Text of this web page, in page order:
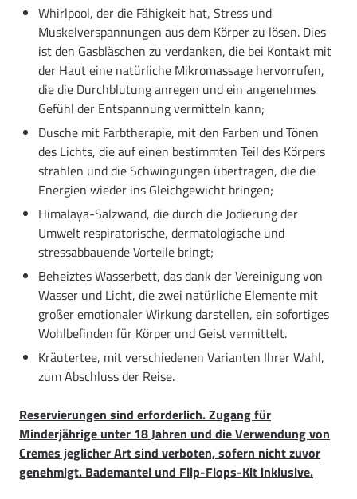
Whirlpool, der die Fähigkeit hat, Stress und
Muskelverspannungen aus dem Körper zu lösen. Dies
ist den Gasbläschen zu verdanken, die bei Kontakt mit
der Haut eine natürliche Mikromassage hervorrufen,
die die Durchblutung anregen und ein angenehmes
Gefühl der Entspannung vermitteln kann;
Dusche mit Farbtherapie, mit den Farben und Tönen
des Lichts, die auf einen bestimmten Teil des Körpers
strahlen und die Schwingungen übertragen, die die
Energien wieder ins Gleichgewicht bringen;
Himalaya-Salzwand, die durch die Jodierung der
Umwelt respiratorische, dermatologische und
stressabbauende Vorteile bringt;
Beheiztes Wasserbett, das dank der Vereinigung von
Wasser und Licht, die zwei natürliche Elemente mit
großer emotionaler Wirkung darstellen, ein sofortiges
Wohlbefinden für Körper und Geist vermittelt.
Kräutertee, mit verschiedenen Varianten Ihrer Wahl,
zum Abschluss der Reise.
Reservierungen sind erforderlich. Zugang für
Minderjährige unter 18 Jahren und die Verwendung von
Cremes jeglicher Art sind verboten, sofern nicht zuvor
genehmigt. Bademantel und Flip-Flops-Kit inklusive.